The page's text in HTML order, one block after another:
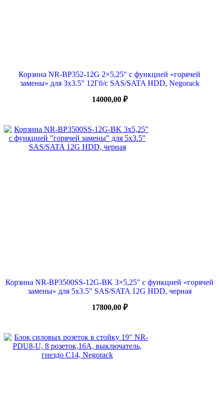
Корзина NR-BP352-12G 2×5,25″ с функцией «горячей
замены» для 3х3.5″ 12Гб/с SAS/SATA HDD, Negorack
14000,00 ₽
Корзина NR-BP3500SS-12G-BK 3×5,25″ с функцией «горячей
замены» для 5х3.5″ SAS/SATA 12G HDD, черная
17800,00 ₽